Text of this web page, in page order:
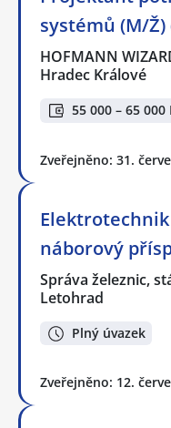
systémů (M/Ž)
HOFMANN
Hradec Králové
55 000 – 65 000
Zveřejněno: 31.
Elektrotechnik
náborový
Správa železnic,
Letohrad
Plný úvazek
Zveřejněno: 12.